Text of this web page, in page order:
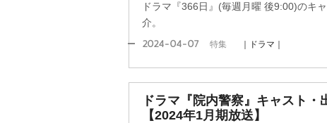
ドラマ『366日』(毎週月曜 後9:00)のキ
介。
2024-04-07 特集 ｜ドラマ｜
ドラマ『院内警察』キャスト・
【2024年1月期放送】